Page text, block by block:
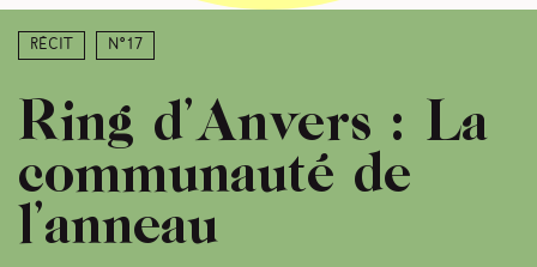
Récit N°17
Ring d’Anvers : La
communauté de
l’anneau